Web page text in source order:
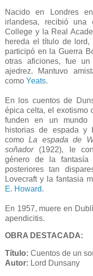
Nacido en Londres
irlandesa, recibió una
College y la Real
hereda el título de
participó en la Guerra
otras aficiones, fue
ajedrez. Mantuvo
como Yeats.
En los cuentos de
épica celta, el exotismo
funden en un mundo
historias de espada y
comoLa espada de
soñador(1922), le
género de la fantasía
posteriores tan
Lovecraft y la fantasia
E. Howard.
En 1957, muere en
apendicitis.
OBRA DESTACADA:
Título: Cuentos de un
Autor: Lord Dunsany